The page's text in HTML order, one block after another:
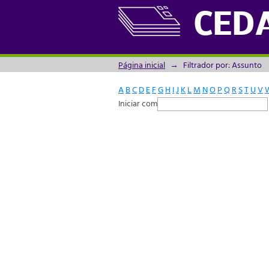
Filtrador por: Assunto
Página inicial → Filtrador por: Assunto
ABCDEFGH IJ KLM NOPQRSTUV
Iniciar com